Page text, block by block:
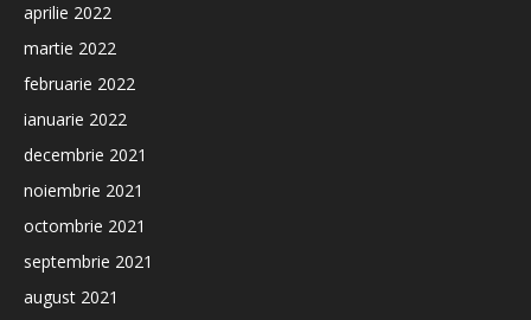
aprilie 2022
martie 2022
februarie 2022
ianuarie 2022
decembrie 2021
noiembrie 2021
octombrie 2021
septembrie 2021
august 2021